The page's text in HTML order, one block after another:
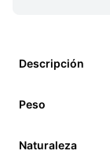
Descripción
Peso
Naturaleza